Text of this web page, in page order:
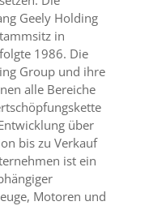
Geely Holding
in
1986. Die
Group und ihre
alle Bereiche
über
bis zu Verkauf
ist ein
Motoren und